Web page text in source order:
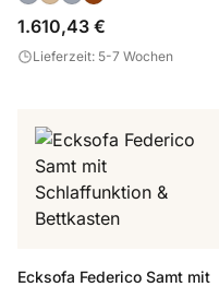
1.610,43 €
Lieferzeit: 5-7 Wochen
Ecksofa Federico Samt mit